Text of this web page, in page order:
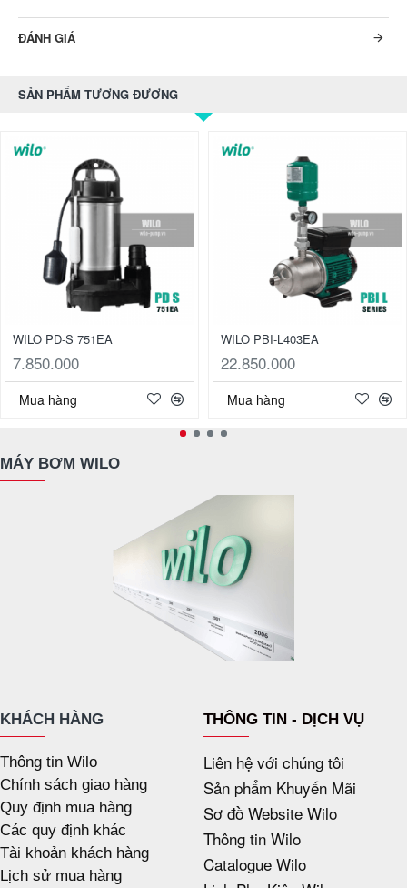
ĐÁNH GIÁ
SẢN PHẨM TƯƠNG ĐƯƠNG
WILO PD-S 751EA
7.850.000
Mua hàng
WILO PBI-L403EA
22.850.000
Mua hàng
MÁY BƠM WILO
KHÁCH HÀNG
Thông tin Wilo
Chính sách giao hàng
Quy định mua hàng
Các quy định khác
Tài khoản khách hàng
Lịch sử mua hàng
THÔNG TIN - DỊCH VỤ
Liên hệ với chúng tôi
Sản phẩm Khuyến Mãi
Sơ đồ Website Wilo
Thông tin Wilo
Catalogue Wilo